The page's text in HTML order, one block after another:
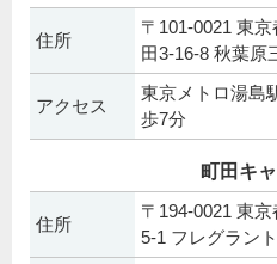
住所
〒101-0021 東
田3-16-8 秋葉原
アクセス
東京メトロ湯島
歩7分
町田キ
住所
〒194-0021 東
5‐1 フレグラン